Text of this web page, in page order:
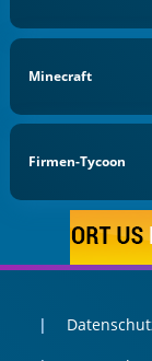
Minecraft
Firmen-Tycoon